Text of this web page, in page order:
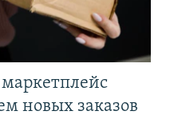
новых заказов